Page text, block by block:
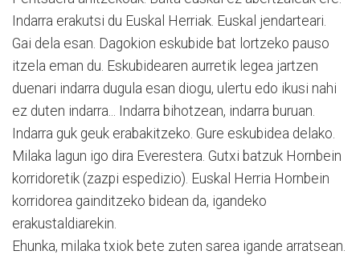
Indarra erakutsi du Euskal Herriak. Euskal jendarteari.
Gai dela esan. Dagokion eskubide bat lortzeko pauso
itzela eman du. Eskubidearen aurretik legea jartzen
duenari indarra dugula esan diogu, ulertu edo ikusi nahi
ez duten indarra... Indarra bihotzean, indarra buruan.
Indarra guk geuk erabakitzeko. Gure eskubidea delako.
Milaka lagun igo dira Everestera. Gutxi batzuk Hornbein
korridoretik (zazpi espedizio). Euskal Herria Hornbein
korridorea gainditzeko bidean da, igandeko
erakustaldiarekin.
Ehunka, milaka txiok bete zuten sarea igande arratsean.